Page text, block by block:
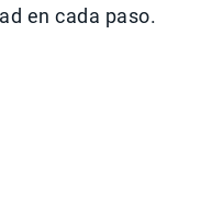
en cada paso.